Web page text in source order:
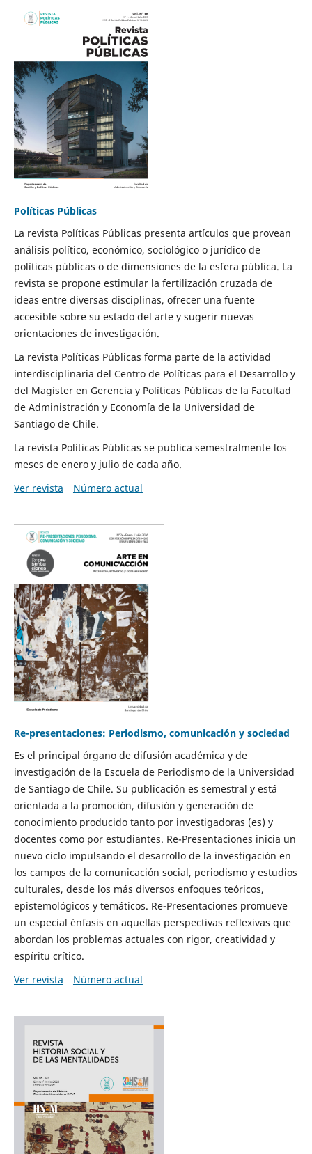
Políticas Públicas
La revista Políticas Públicas presenta artículos que provean
análisis político, económico, sociológico o jurídico de
políticas públicas o de dimensiones de la esfera pública. La
revista se propone estimular la fertilización cruzada de
ideas entre diversas disciplinas, ofrecer una fuente
accesible sobre su estado del arte y sugerir nuevas
orientaciones de investigación.
La revista Políticas Públicas forma parte de la actividad
interdisciplinaria del Centro de Políticas para el Desarrollo y
del Magíster en Gerencia y Políticas Públicas de la Facultad
de Administración y Economía de la Universidad de
Santiago de Chile.
La revista Políticas Públicas se publica semestralmente los
meses de enero y julio de cada año.
Ver revista
Número actual
Re-presentaciones: Periodismo, comunicación y sociedad
Es el principal órgano de difusión académica y de
investigación de la Escuela de Periodismo de la Universidad
de Santiago de Chile. Su publicación es semestral y está
orientada a la promoción, difusión y generación de
conocimiento producido tanto por investigadoras (es) y
docentes como por estudiantes. Re-Presentaciones inicia un
nuevo ciclo impulsando el desarrollo de la investigación en
los campos de la comunicación social, periodismo y estudios
culturales, desde los más diversos enfoques teóricos,
epistemológicos y temáticos. Re-Presentaciones promueve
un especial énfasis en aquellas perspectivas reflexivas que
abordan los problemas actuales con rigor, creatividad y
espíritu crítico.
Ver revista
Número actual